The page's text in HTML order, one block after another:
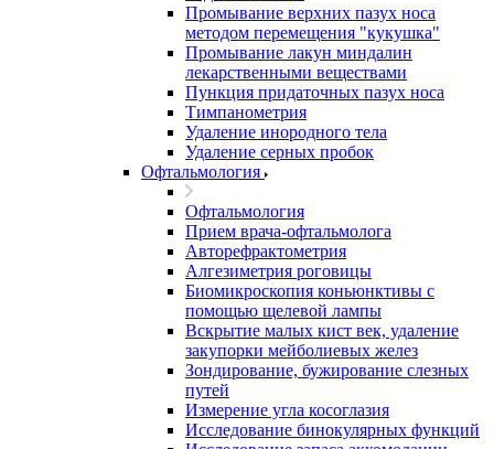
Промывание верхних пазух носа
методом перемещения "кукушка"
Промывание лакун миндалин
лекарственными веществами
Пункция придаточных пазух носа
Тимпанометрия
Удаление инородного тела
Удаление серных пробок
Офтальмология
Офтальмология
Прием врача-офтальмолога
Авторефрактометрия
Алгезиметрия роговицы
Биомикроскопия коньюнктивы с
помощью щелевой лампы
Вскрытие малых кист век, удаление
закупорки мейболиевых желез
Зондирование, бужирование слезных
путей
Измерение угла косоглазия
Исследование бинокулярных функций